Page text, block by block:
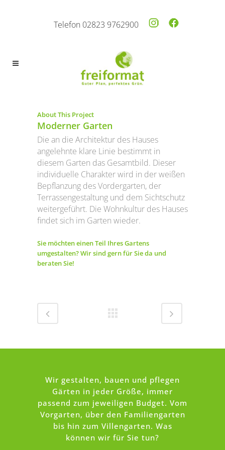
Telefon 02823 9762900
About This Project
Moderner Garten
Die an die Architektur des Hauses
angelehnte klare Linie bestimmt in
diesem Garten das Gesamtbild. Dieser
individuelle Charakter wird in der weißen
Bepflanzung des Vordergarten, der
Terrassengestaltung und dem Sichtschutz
weitergeführt. Die Wohnkultur des Hauses
findet sich im Garten wieder.
Sie möchten einen Teil Ihres Gartens
umgestalten? Wir sind gern für Sie da und
beraten Sie!
Wir gestalten, bauen und pflegen
Gärten in jeder Größe, immer
passend zum jeweiligen Budget. Vom
Vorgarten, über den Familiengarten
bis hin zum Villengarten. Was
können wir für Sie tun?